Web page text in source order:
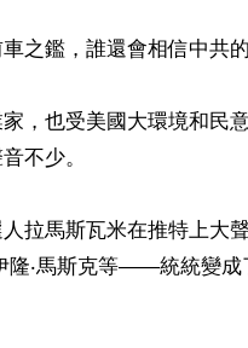
之鑑，誰還會相信中共
，也受美國大環境和民
不少。
拉馬斯瓦米在推特上大
‧馬斯克等——統統變成